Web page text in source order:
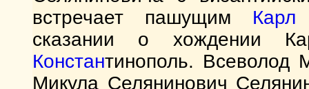
встречает пашущим
сказании о хождении
Константинополь. Всеволод
Микула Селянинович